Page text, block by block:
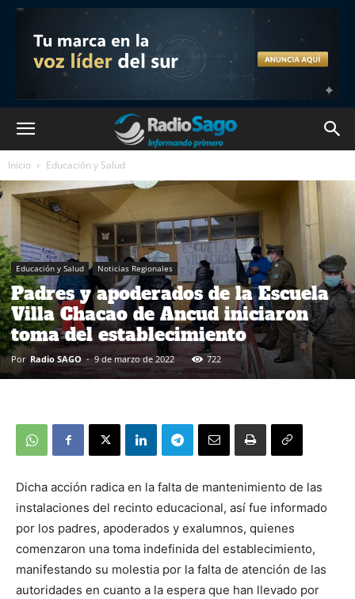
Inicio Educación y Salud
Educación y Salud Noticias Regionales
Padres y apoderados de la Escuela
Villa Chacao de Ancud iniciaron
toma del establecimiento
Por Radio SAGO - 9 de marzo de 2022 722
Dicha acción radica en la falta de mantenimiento de las
instalaciones del recinto educacional, así fue informado
por los padres, apoderados y exalumnos, quienes
comenzaron una toma indefinida del establecimiento,
manifestando su molestia por la falta de atención de las
autoridades en cuanto a la espera que han llevado por